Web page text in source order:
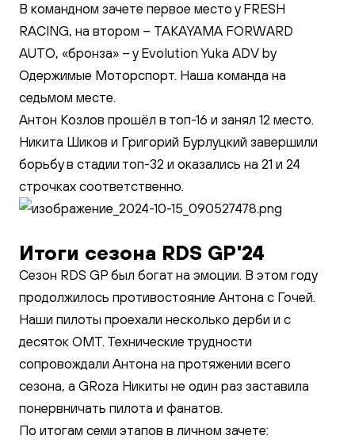
В командном зачете первое место у FRESH
RACING, на втором – TAKAYAMA FORWARD
AUTO, «бронза» – у Evolution Yuka ADV by
Одержимые Моторспорт. Наша команда на
седьмом месте.
Антон Козлов прошёл в топ-16 и занял 12 место.
Никита Шиков и Григорий Бурлуцкий завершили
борьбу в стадии топ-32 и оказались на 21 и 24
строчках соответственно.
Итоги сезона RDS GP'24
Сезон RDS GP был богат на эмоции. В этом году
продолжилось противостояние Антона с Гочей.
Наши пилоты проехали несколько дерби и с
десяток ОМТ. Технические трудности
сопровождали Антона на протяжении всего
сезона, а GRoza Никиты не один раз заставила
понервничать пилота и фанатов.
По итогам семи этапов в личном зачете: